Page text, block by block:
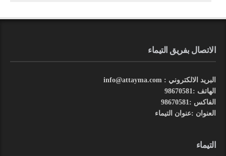
الاتصال بفريق التيماء
البريد الالكتروني : info@attayma.com
الهاتف :98670581
الفاكس :98670581
العنوان :عنوان التيماء
التيماء